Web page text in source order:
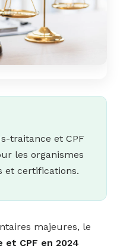
traitance et CPF
les organismes
et certifications.
majeures, le
CPF en 2024